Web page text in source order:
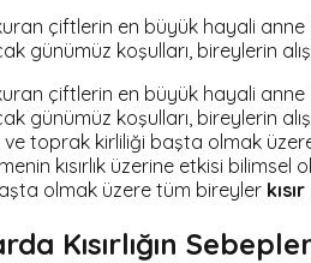
çiftlerin en büyük hayali
günümüz koşulları, bireylerin
çiftlerin en büyük hayali
günümüz koşulları, bireylerin
toprak kirliliği başta olmak
kısırlık üzerine etkisi bilimsel
olmak üzere tüm bireyler
Kısırlığın